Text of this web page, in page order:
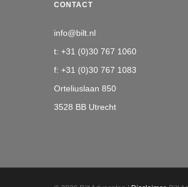
CONTACT
info@bilt.nl
t: +31 (0)30 767 1060
f: +31 (0)30 767 1083
Orteliuslaan 850
3528 BB Utrecht